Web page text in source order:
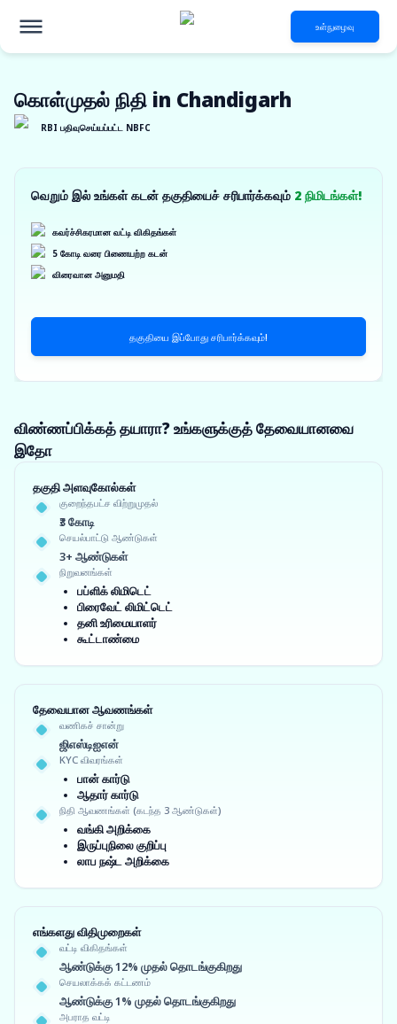
உள்நுழைவு
கொள்முதல் நிதி in Chandigarh
RBI பதிவுசெய்யப்பட்ட NBFC
வெறும் இல் உங்கள் கடன் தகுதியைச் சரிபார்க்கவும் 2 நிமிடங்கள்!
கவர்ச்சிகரமான வட்டி விகிதங்கள்
5 கோடி வரை பிணையற்ற கடன்
விரைவான அனுமதி
தகுதியை இப்போது சரிபார்க்கவும்!
விண்ணப்பிக்கத் தயாரா? உங்களுக்குத் தேவையானவை
இதோ
தகுதி அளவுகோல்கள்
குறைந்தபட்ச விற்றுமுதல்
₹3 கோடி
செயல்பாட்டு ஆண்டுகள்
3+ ஆண்டுகள்
நிறுவனங்கள்
பப்ளிக் லிமிடெட்
பிரைவேட் லிமிட்டெட்
தனி உரிமையாளர்
கூட்டாண்மை
தேவையான ஆவணங்கள்
வணிகச் சான்று
ஜிஎஸ்டிஐஎன்
KYC விவரங்கள்
பான் கார்டு
ஆதார் கார்டு
நிதி ஆவணங்கள் (கடந்த 3 ஆண்டுகள்)
வங்கி அறிக்கை
இருப்புநிலை குறிப்பு
லாப நஷ்ட அறிக்கை
எங்களது விதிமுறைகள்
வட்டி விகிதங்கள்
ஆண்டுக்கு 12% முதல் தொடங்குகிறது
செயலாக்கக் கட்டணம்
ஆண்டுக்கு 1% முதல் தொடங்குகிறது
அபராத வட்டி